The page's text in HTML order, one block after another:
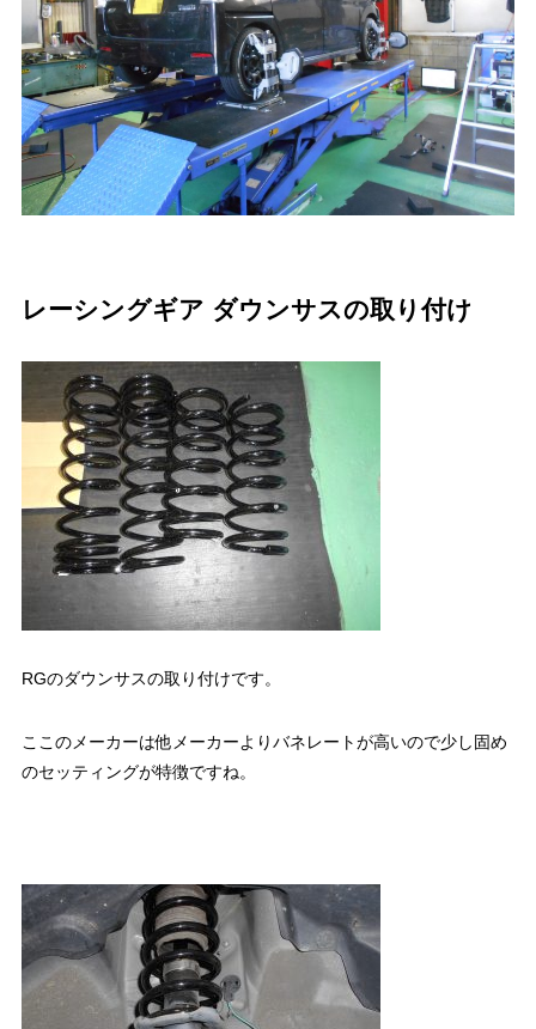
レーシングギア ダウンサスの取り付け
RGのダウンサスの取り付けです。
ここのメーカーは他メーカーよりバネレートが高いので少し固め
のセッティングが特徴ですね。